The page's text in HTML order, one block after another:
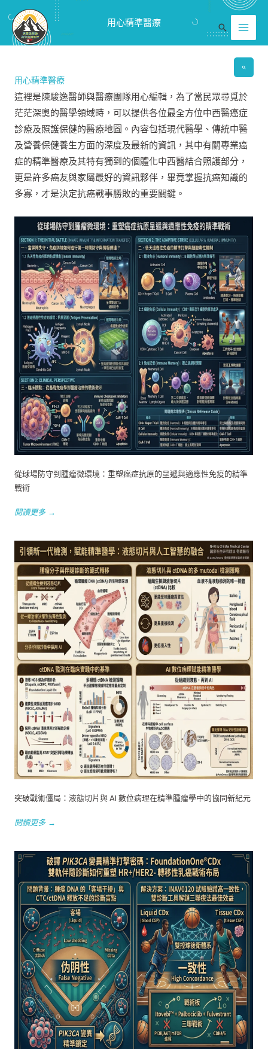
搜
尋
用心精準醫療
用心精準醫療
這裡是陳駿逸醫師與醫療團隊用心編輯，為了當民眾尋覓於
茫茫深奧的醫學領域時，可以提供各位最全方位中西醫癌症
診療及照護保健的醫療地圖。內容包括現代醫學、傳統中醫
及營養保健養生方面的深度及最新的資訊，其中有關專業癌
症的精準醫療及其特有獨到的個體化中西醫結合照護部分，
更是許多癌友與家屬最好的資訊夥伴，畢竟掌握抗癌知識的
多寡，才是決定抗癌戰事勝敗的重要關鍵。
從球場防守到腫瘤微環境：重塑癌症抗原的呈遞與適應性免疫的精準
戰術
閱讀更多 →
突破戰術僵局：液態切片與 AI 數位病理在精準腫瘤學中的協同新紀元
閱讀更多 →